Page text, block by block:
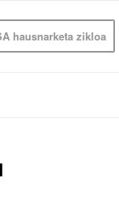
hausnarketa zikloa